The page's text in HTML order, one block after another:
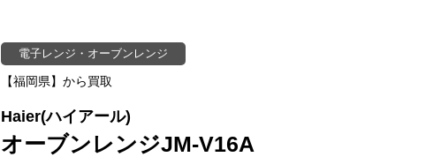
電子レンジ・オーブンレンジ
【福岡県】から買取
Haier(ハイアール)
オーブンレンジJM-V16A